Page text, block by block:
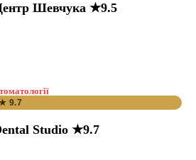
Шевчука ★9.5
9.7
Studio ★9.7